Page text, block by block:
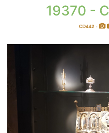
19370 -
CD442 -